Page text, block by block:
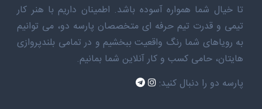
تا خیال شما همواره آسوده باشد. اطمینان داریم با هنر کار
تیمی و قدرت تیم حرفه ای متخصصان پارسه دو، می توانیم
به رویاهای شما رنگ واقعیت ببخشیم و در تمامی بلندپروازی
هایتان، حامی کسب و کار آنلاین شما بمانیم.
پارسه دو را دنبال کنید: